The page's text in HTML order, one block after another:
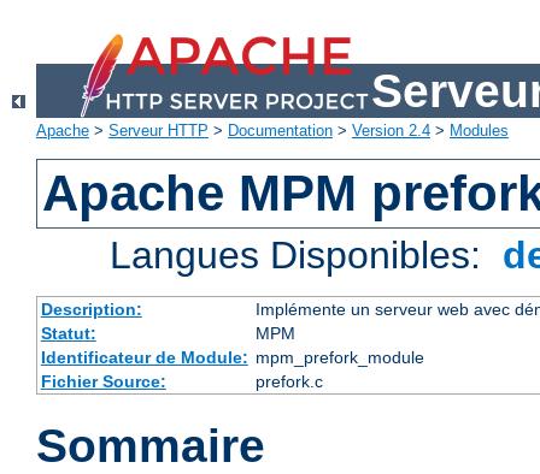
Apache > Serveur HTTP > Documentation > Version 2.4 > Modules
Apache MPM
Langues Disponibles:
Description:
Implémente un serveur web avec
Statut:
MPM
Identificateur de Module: mpm_prefork_module
Fichier Source:
prefork.c
Sommaire